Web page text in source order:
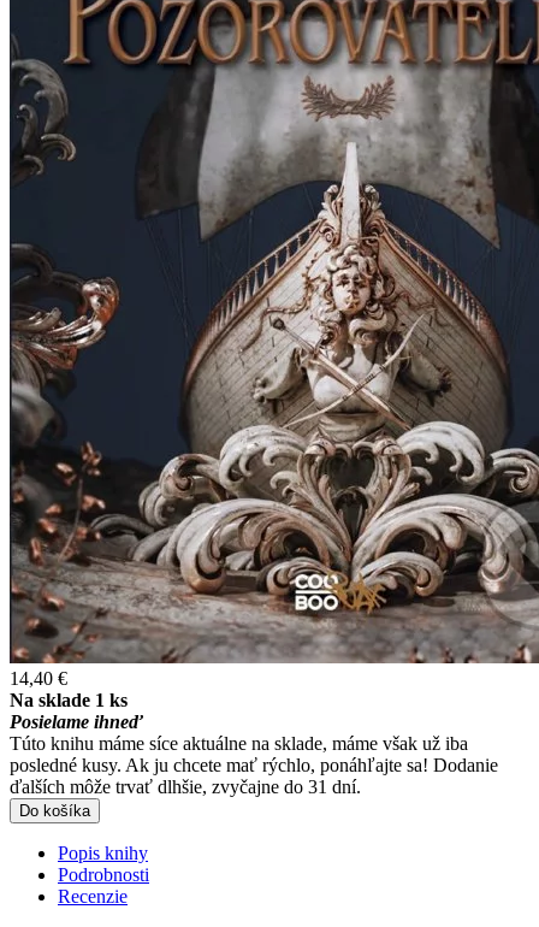
14,40 €
Na sklade 1 ks
Posielame ihneď
Túto knihu máme síce aktuálne na sklade, máme však už iba
posledné kusy. Ak ju chcete mať rýchlo, ponáhľajte sa! Dodanie
ďalších môže trvať dlhšie, zvyčajne do 31 dní.
Do košíka
Popis knihy
Podrobnosti
Recenzie